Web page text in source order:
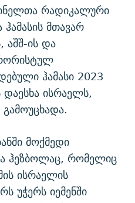
რადიკალური
მთავარ
ის და
ჰამასი 2023
ისრაელს,
მოქმედი
ჰეზბოლაც, რომელიც
ისრაელის
უჭერს იემენში